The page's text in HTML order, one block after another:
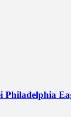
Philadelphia